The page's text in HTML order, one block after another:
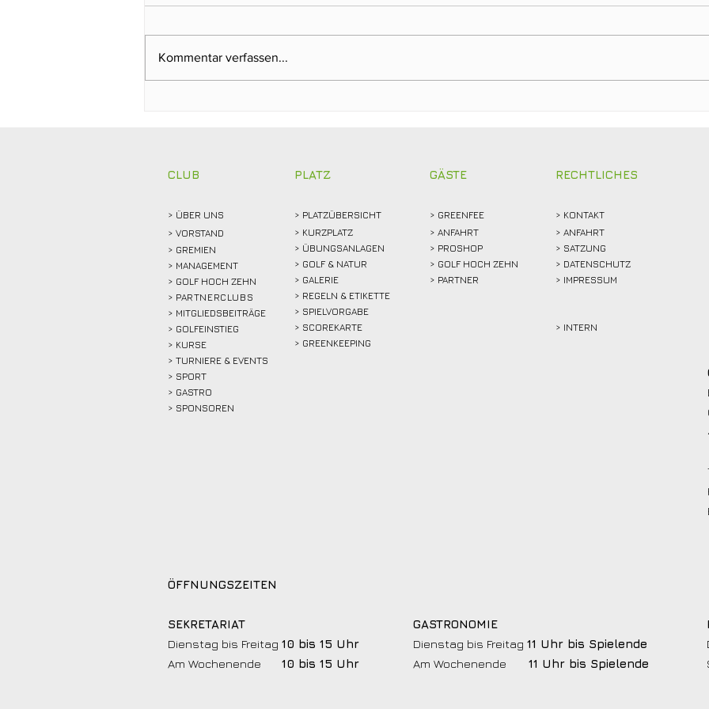
Kommentar verfassen...
CLUB
> ÜBER UNS
> VORSTAND
> GREMIEN
> MANAGEMENT
> GOLF HOCH ZEHN
> PARTNERCLUBS
> MITGLIEDSBEITRÄGE
> GOLFEINSTIEG
> KURSE
> TURNIERE & EVENTS
> SPORT
> GASTRO
> SPONSOREN
PLATZ
> PLATZÜBERSICHT
> KURZPLATZ
> ÜBUNGSANLAGEN
> GOLF & NATUR
> GALERIE
> REGELN & ETIKETTE
> SPIELVORGABE
> SCOREKARTE
> GREENKEEPING
GÄSTE
> GREENFEE
> ANFAHRT
> PROSHOP
> GOLF HOCH ZEHN
> PARTNER
RECHTLICHES
> KONTAKT
> ANFAHRT
> SATZUNG
> DATENSCHUTZ
> IMPRESSUM
> INTERN
ÖFFNUNGSZEITEN
SEKRETARIAT
Dienstag bis Freitag 10 bis 15 Uhr
Am Wochenende
10 bis 15 Uhr
GASTRONOMIE
Dienstag bis Freitag 11 Uhr bis Spielende
Am Wochenende 11 Uhr bis Spielende